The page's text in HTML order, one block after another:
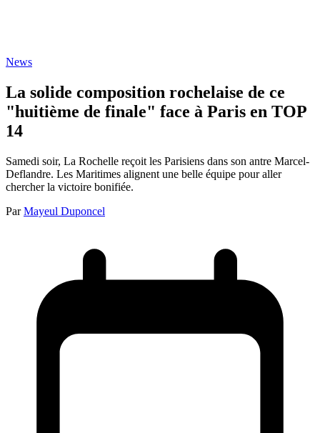
News
La solide composition rochelaise de ce
"huitième de finale" face à Paris en TOP
14
Samedi soir, La Rochelle reçoit les Parisiens dans son antre Marcel-
Deflandre. Les Maritimes alignent une belle équipe pour aller
chercher la victoire bonifiée.
Par Mayeul Duponcel